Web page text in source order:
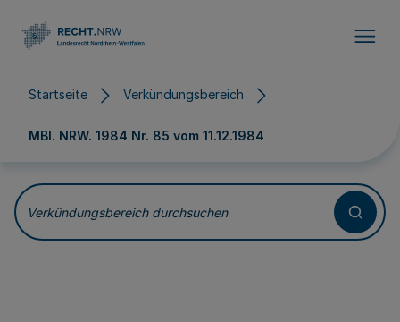
Startseite Verkündungsbereich
MBl. NRW. 1984 Nr. 85 vom 11.12.1984
Verkündungsbereich durchsuchen